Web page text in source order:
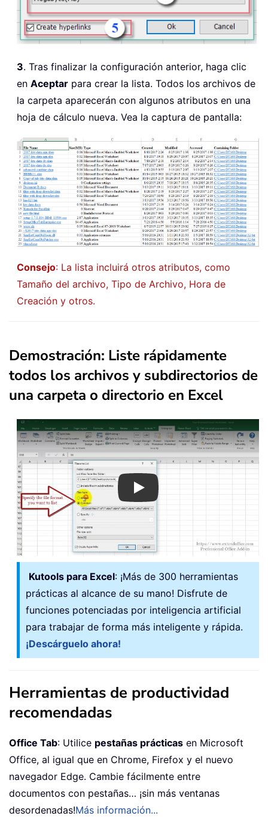
3. Tras finalizar la configuración anterior, haga clic
en Aceptar para crear la lista. Todos los archivos de
la carpeta aparecerán con algunos atributos en una
hoja de cálculo nueva. Vea la captura de pantalla:
Consejo: La lista incluirá otros atributos, como
Tamaño del archivo, Tipo de Archivo, Hora de
Creación y otros.
Demostración: Liste rápidamente
todos los archivos y subdirectorios de
una carpeta o directorio en Excel
Play
Kutools para Excel: ¡Más de 300 herramientas
prácticas al alcance de su mano! Disfrute de
funciones potenciadas por inteligencia artificial
para trabajar de forma más inteligente y rápida.
¡Descárguelo ahora!
Herramientas de productividad
recomendadas
Office Tab: Utilice pestañas prácticas en Microsoft
Office, al igual que en Chrome, Firefox y el nuevo
navegador Edge. Cambie fácilmente entre
documentos con pestañas… ¡sin más ventanas
desordenadas!Más información...